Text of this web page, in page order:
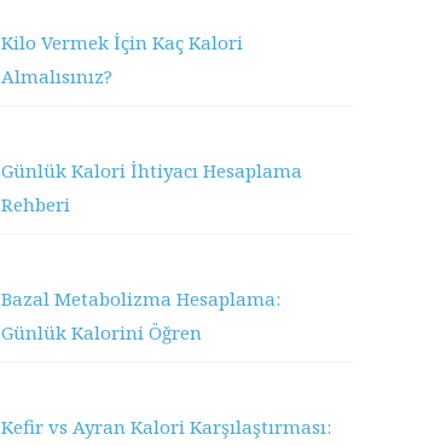
Kilo Vermek İçin Kaç Kalori
Almalısınız?
Günlük Kalori İhtiyacı Hesaplama
Rehberi
Bazal Metabolizma Hesaplama:
Günlük Kalorini Öğren
Kefir vs Ayran Kalori Karşılaştırması: